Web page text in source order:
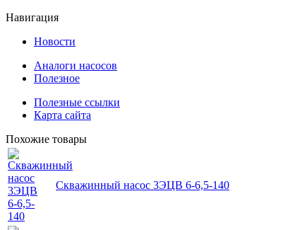
Навигация
Новости
Аналоги насосов
Полезное
Полезные ссылки
Карта сайта
Похожие товары
Скважинный насос 3ЭЦВ 6-6,5-140